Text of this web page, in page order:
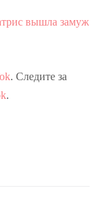
вышла замуж
. Следите за
.